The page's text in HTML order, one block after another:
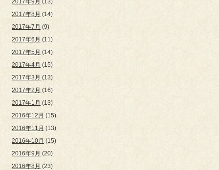
2017年8月 (14)
2017年7月 (9)
2017年6月 (11)
2017年5月 (14)
2017年4月 (15)
2017年3月 (13)
2017年2月 (16)
2017年1月 (13)
2016年12月 (15)
2016年11月 (13)
2016年10月 (15)
2016年9月 (20)
2016年8月 (23)